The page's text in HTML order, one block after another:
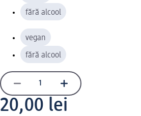
fără alcool
vegan
fără alcool
20,00 lei